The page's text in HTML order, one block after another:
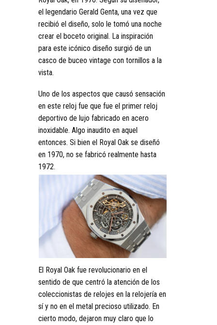
el legendario Gerald Genta, una vez que
recibió el diseño, solo le tomó una noche
crear el boceto original. La inspiración
para este icónico diseño surgió de un
casco de buceo vintage con tornillos a la
vista.
Uno de los aspectos que causó sensación
en este reloj fue que fue el primer reloj
deportivo de lujo fabricado en acero
inoxidable. Algo inaudito en aquel
entonces. Si bien el Royal Oak se diseñó
en 1970, no se fabricó realmente hasta
1972.
El Royal Oak fue revolucionario en el
sentido de que centró la atención de los
coleccionistas de relojes en la relojería en
sí y no en el metal precioso utilizado. En
cierto modo, dejaron muy claro que lo